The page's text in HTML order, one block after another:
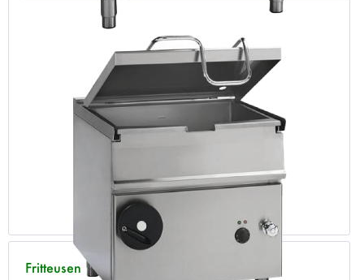
Fritteusen